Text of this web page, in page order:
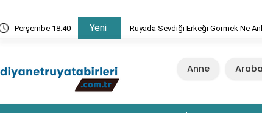
Perşembe 18:40 Yeni Rüyada Sevdiği Erkeği Görmek Ne
Anne Araba